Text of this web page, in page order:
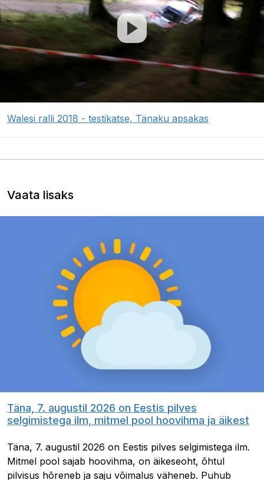
Walesi ralli 2018 - testikatse, Tänaku apsakas
Vaata lisaks
Täna, 7. augustil 2026 on Eestis pilves
selgimistega ilm, mitmel pool hoovihma ja äikest
Täna, 7. augustil 2026 on Eestis pilves selgimistega ilm.
Mitmel pool sajab hoovihma, on äikeseoht, õhtul
pilvisus hõreneb ja saju võimalus väheneb. Puhub